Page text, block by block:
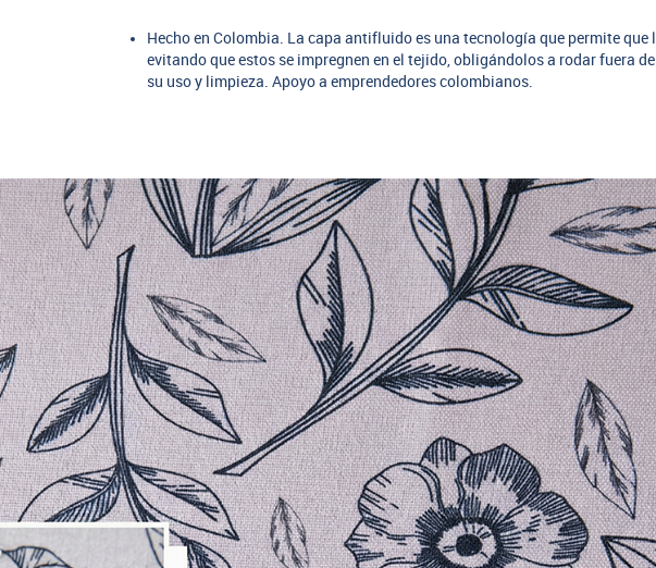
Hecho en Colombia. La capa antifluido es una tecnología que permite
evitando que estos se impregnen en el tejido, obligándolos a rodar fuera
su uso y limpieza. Apoyo a emprendedores colombianos.